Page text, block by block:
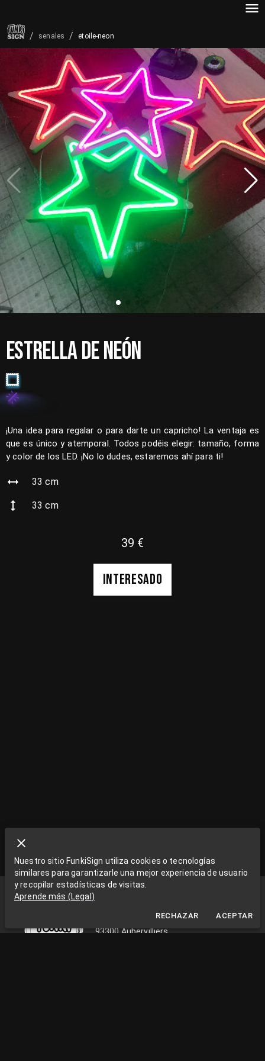
/ senales / etoile-neon
ESTRELLA DE NEÓN
¡Una idea para regalar o para darte un capricho! La ventaja es
que es único y atemporal. Todos podéis elegir: tamaño, forma
y color de los LED. ¡No lo dudes, estaremos ahí para ti!
33 cm
33 cm
39 €
INTERESADO
La Grange aux rêves, 3 bis rue Chapon
93300 Aubervilliers
Nuestro sitio FunkiSign utiliza cookies o tecnologías
similares para garantizarle una mejor experiencia de usuario
y recopilar estadísticas de visitas.
Aprende más (Legal )
RECHAZAR ACEPTAR